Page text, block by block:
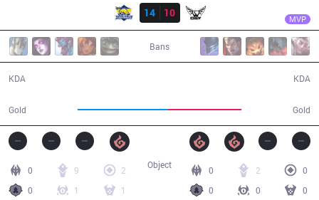
14
10 MVP
Bans
KDA
Gold Gold
KDA
0 9
2
0
1 1
0 2
0
0
0 0
Object